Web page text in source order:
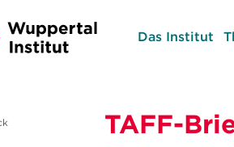
Das Institut
TAFF-